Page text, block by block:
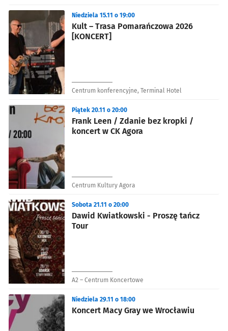
Kult – Trasa Pomarańczowa 2026
[KONCERT]
Niedziela 15.11 o 19:00
Centrum konferencyjne, Terminal Hotel
Frank Leen / Zdanie bez kropki /
koncert w CK Agora
Piątek 20.11 o 20:00
Centrum Kultury Agora
Dawid Kwiatkowski - Proszę tańcz
Tour
Sobota 21.11 o 20:00
A2 – Centrum Koncertowe
Koncert Macy Gray we Wrocławiu
Niedziela 29.11 o 18:00